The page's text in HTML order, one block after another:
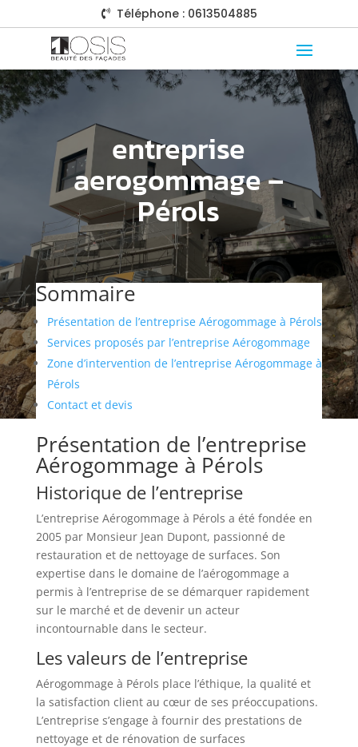
 Téléphone : 0613504885
entreprise
aerogommage –
Pérols
Sommaire
Présentation de l’entreprise Aérogommage à Pérols
Services proposés par l’entreprise Aérogommage
Zone d’intervention de l’entreprise Aérogommage à
Pérols
Contact et devis
Présentation de l’entreprise
Aérogommage à Pérols
Historique de l’entreprise
L’entreprise Aérogommage à Pérols a été fondée en
2005 par Monsieur Jean Dupont, passionné de
restauration et de nettoyage de surfaces. Son
expertise dans le domaine de l’aérogommage a
permis à l’entreprise de se démarquer rapidement
sur le marché et de devenir un acteur
incontournable dans le secteur.
Les valeurs de l’entreprise
Aérogommage à Pérols place l’éthique, la qualité et
la satisfaction client au cœur de ses préoccupations.
L’entreprise s’engage à fournir des prestations de
nettoyage et de rénovation de surfaces